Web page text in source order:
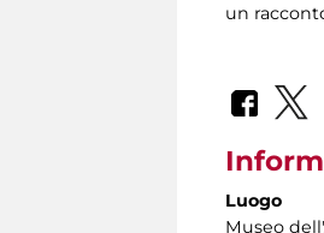
un
Luogo
Museo